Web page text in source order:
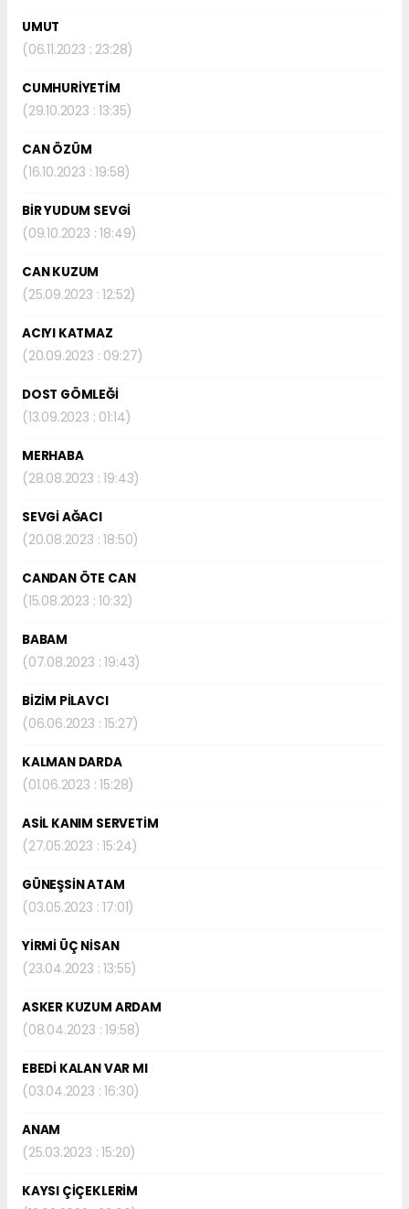
UMUT
(06.11.2023 : 23:28)
CUMHURİYETİM
(29.10.2023 : 13:35)
CAN ÖZÜM
(16.10.2023 : 19:58)
BİR YUDUM SEVGİ
(09.10.2023 : 18:49)
CAN KUZUM
(25.09.2023 : 12:52)
ACIYI KATMAZ
(20.09.2023 : 09:27)
DOST GÖMLEĞİ
(13.09.2023 : 01:14)
MERHABA
(28.08.2023 : 19:43)
SEVGİ AĞACI
(20.08.2023 : 18:50)
CANDAN ÖTE CAN
(15.08.2023 : 10:32)
BABAM
(07.08.2023 : 19:43)
BİZİM PİLAVCI
(06.06.2023 : 15:27)
KALMAN DARDA
(01.06.2023 : 15:28)
ASİL KANIM SERVETİM
(27.05.2023 : 15:24)
GÜNEŞSİN ATAM
(03.05.2023 : 17:01)
YİRMİ ÜÇ NİSAN
(23.04.2023 : 13:55)
ASKER KUZUM ARDAM
(08.04.2023 : 19:58)
EBEDİ KALAN VAR MI
(03.04.2023 : 16:30)
ANAM
(25.03.2023 : 15:20)
KAYSI ÇİÇEKLERİM